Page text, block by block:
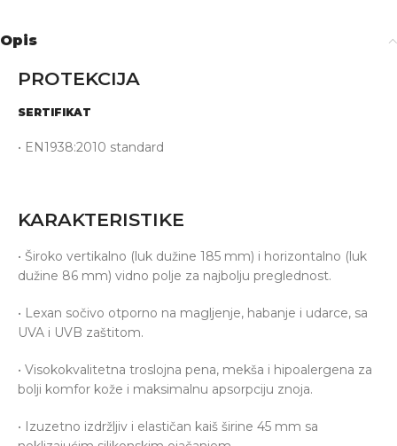
Opis
PROTEKCIJA
SERTIFIKAT
• EN1938:2010 standard
KARAKTERISTIKE
• Široko vertikalno (luk dužine 185 mm) i horizontalno (luk
dužine 86 mm) vidno polje za najbolju preglednost.
• Lexan sočivo otporno na magljenje, habanje i udarce, sa
UVA i UVB zaštitom.
• Visokokvalitetna troslojna pena, mekša i hipoalergena za
bolji komfor kože i maksimalnu apsorpciju znoja.
• Izuzetno izdržljiv i elastičan kaiš širine 45 mm sa